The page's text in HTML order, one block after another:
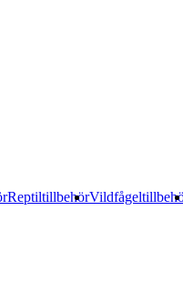
Reptiltillbehör